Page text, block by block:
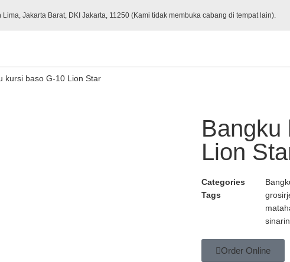
Jakarta Barat, DKI Jakarta, 11250 (Kami tidak membuka cabang di tempat lain).
kursi baso G-10 Lion Star
Bangku
Lion
Categories
Tags
Order Online